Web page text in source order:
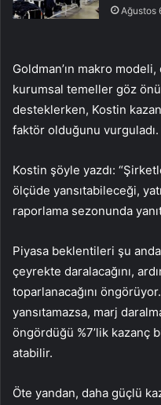
Ağustos
Goldman’ın makro
kurumsal temeller göz
desteklerken, Kostin
faktör olduğunu vurguladı.
Kostin şöyle yazdı:
ölçüde yansıtabileceği,
raporlama sezonunda
Piyasa beklentileri şu
çeyrekte daralacağını,
toparlanacağını
yansıtamazsa, marj
öngördüğü %7’lik kazanç
atabilir.
Öte yandan, daha güçlü